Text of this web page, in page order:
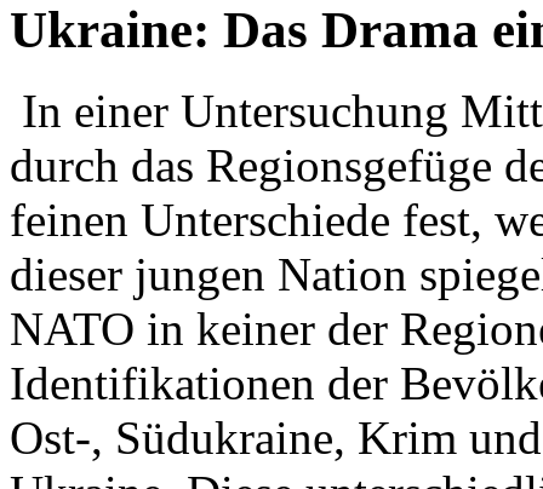
Ukraine: Das Drama
In einer Untersuchung
durch das Regionsgefüge
feinen Unterschiede fest,
dieser jungen Nation
NATO in keiner der
Identifikationen der
Ost-, Südukraine, Krim